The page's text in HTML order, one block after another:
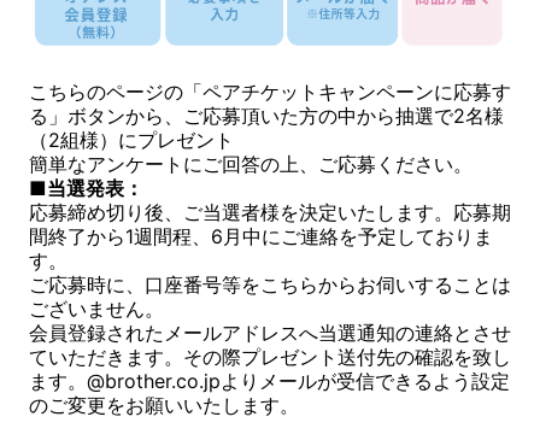
こちらのページの「ペアチケットキャンペーンに応募す
る」ボタンから、ご応募頂いた方の中から抽選で2名様
（2組様）にプレゼント
簡単なアンケートにご回答の上、ご応募ください。
■当選発表：
応募締め切り後、ご当選者様を決定いたします。応募期
間終了から1週間程、6月中にご連絡を予定しておりま
す。
ご応募時に、口座番号等をこちらからお伺いすることは
ございません。
会員登録されたメールアドレスへ当選通知の連絡とさせ
ていただきます。その際プレゼント送付先の確認を致し
ます。@brother.co.jpよりメールが受信できるよう設定
のご変更をお願いいたします。